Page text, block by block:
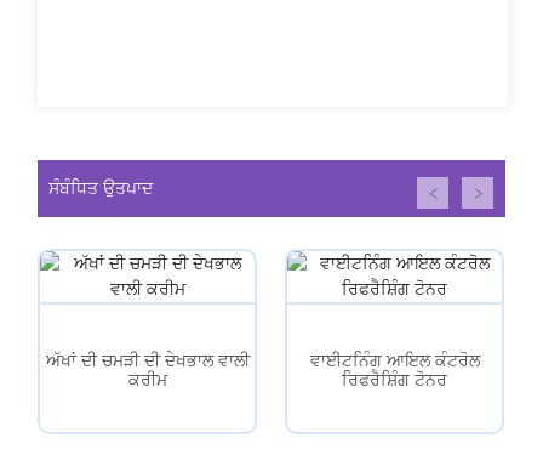
ਸੰਬੰਧਿਤ ਉਤਪਾਦ
ਅੱਖਾਂ ਦੀ ਚਮੜੀ ਦੀ ਦੇਖਭਾਲ ਵਾਲੀ
ਕਰੀਮ
ਵਾਈਟਨਿੰਗ ਆਇਲ ਕੰਟਰੋਲ
ਰਿਫਰੈਸ਼ਿੰਗ ਟੋਨਰ